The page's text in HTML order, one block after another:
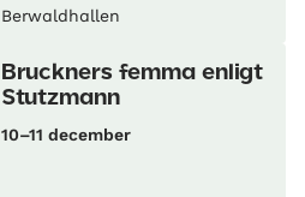
Berwaldhallen
Bruckners femma enligt
Stutzmann
10–11 december